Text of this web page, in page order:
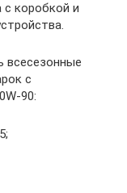
с коробкой и
всесезонные
с
90: